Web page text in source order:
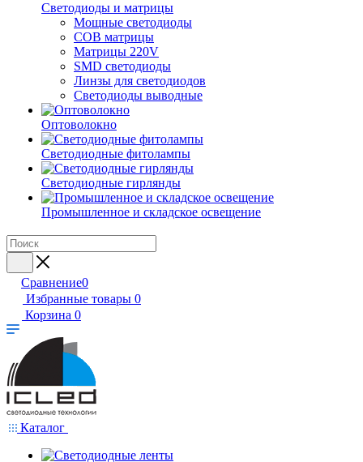
Светодиоды и матрицы
Мощные светодиоды
COB матрицы
Матрицы 220V
SMD светодиоды
Линзы для светодиодов
Светодиоды выводные
Оптоволокно
Светодиодные фитолампы
Светодиодные гирлянды
Промышленное и складское освещение
Сравнение0
Избранные товары 0
Корзина 0
Каталог